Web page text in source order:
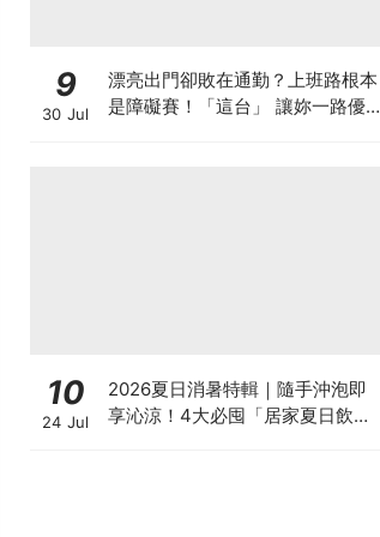
9
30 Jul
漂亮出門卻敗在通勤？上班路根本
是障礙賽！「這台」 讓妳一路優雅
10
24 Jul
2026夏日消暑特輯｜隨手沖泡即
享沁涼！4大必囤「居家夏日飲